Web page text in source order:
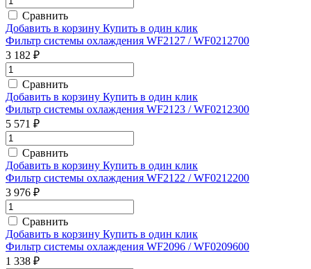
Сравнить
Добавить в корзину Купить в один клик
Фильтр системы охлаждения WF2127 / WF0212700
3 182 ₽
Сравнить
Добавить в корзину Купить в один клик
Фильтр системы охлаждения WF2123 / WF0212300
5 571 ₽
Сравнить
Добавить в корзину Купить в один клик
Фильтр системы охлаждения WF2122 / WF0212200
3 976 ₽
Сравнить
Добавить в корзину Купить в один клик
Фильтр системы охлаждения WF2096 / WF0209600
1 338 ₽